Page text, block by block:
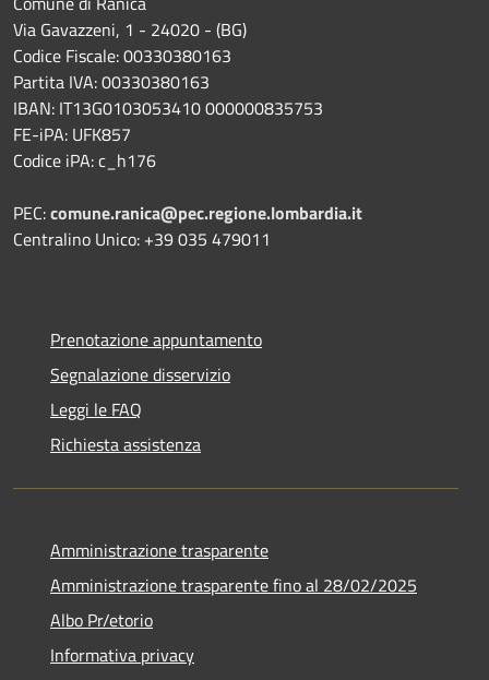
Via Gavazzeni, 1 - 24020 - (BG)
Codice Fiscale: 00330380163
Partita IVA: 00330380163
IBAN: IT13G0103053410 000000835753
FE-iPA: UFK857
Codice iPA: c_h176
PEC:comune.ranica@pec.regione.lombardia.it
Centralino Unico: +39 035 479011
Prenotazione appuntamento
Segnalazione disservizio
Leggi le FAQ
Richiesta assistenza
Amministrazione trasparente
Amministrazione trasparente fino al 28/02/2025
Albo Pr/etorio
Informativa privacy